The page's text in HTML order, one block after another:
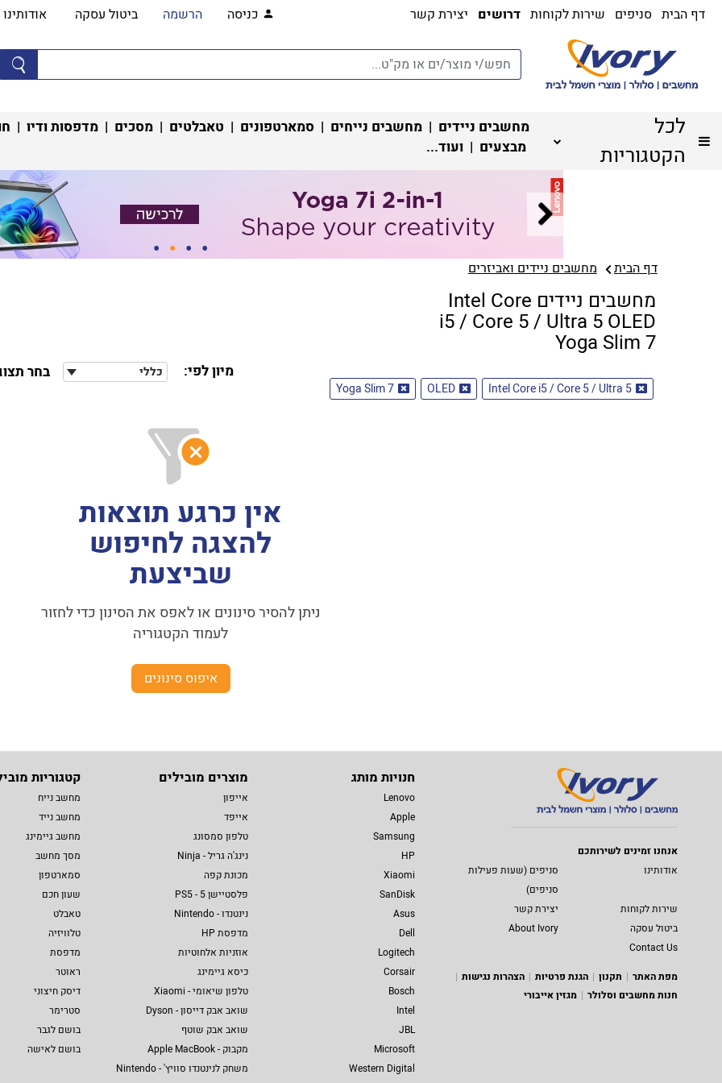
דף הבית סניפים שירות לקוחות דרושים יצירת קשר כניסה הרשמה ביטול עסקה אודותינו
לכל
הקטגוריות
מחשבים ניידים | מחשבים נייחים | סמארטפונים | טאבלטים | מסכים | מדפסות ודיו |
מבצעים | ועוד...
דף הבית מחשבים ניידים ואביזרים
מחשבים ניידים Intel Core
i5 / Core 5 / Ultra 5 OLED
Yoga Slim 7
מיון לפי: כללי בחר
Intel Core i5 / Core 5 / Ultra 5
OLED
Yoga Slim 7
אין כרגע תוצאות
להצגה לחיפוש
שביצעת
ניתן להסיר סינונים או לאפס את הסינון כדי לחזור
לעמוד הקטגוריה
איפוס סינונים
אנחנו זמינים לשירותכם
אודותינו
סניפים (שעות פעילות
סניפים)
שירות לקוחות
יצירת קשר
ביטול עסקה
About Ivory
Contact Us
מפת האתר
תקנון הגנת פרטיות
הצהרות נגישות
חנות מחשבים וסלולר
מגזין אייבורי
חנויות מותג
Lenovo
Apple
Samsung
HP
Xiaomi
SanDisk
Asus
Dell
Logitech
Corsair
Bosch
Intel
JBL
Microsoft
Western Digital
מוצרים מובילים
אייפון
אייפד
טלפון סמסונג
נינג'ה גריל - Ninja
מכונת קפה
פלסטיישן 5 - PS5
נינטנדו - Nintendo
מדפסת HP
אוזניות אלחוטיות
כיסא גיימינג
טלפון שיאומי - Xiaomi
שואב אבק דייסון - Dyson
שואב אבק שוטף
מקבוק - Apple MacBook
משחק לנינטנדו סוויץ' - Nintendo
קטגוריות
מחשב נייח
מחשב נייד
מחשב גיימינג
מסך מחשב
סמארטפון
שעון חכם
טאבלט
טלוויזיה
מדפסת
ראוטר
דיסק חיצוני
סטרימר
בושם לגבר
בושם לאישה